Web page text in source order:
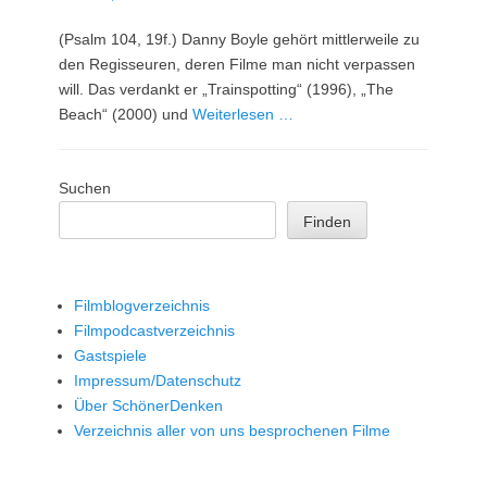
(Psalm 104, 19f.) Danny Boyle gehört mittlerweile zu
den Regisseuren, deren Filme man nicht verpassen
will. Das verdankt er „Trainspotting“ (1996), „The
Beach“ (2000) und Weiterlesen …
Suchen
Finden
Filmblogverzeichnis
Filmpodcastverzeichnis
Gastspiele
Impressum/Datenschutz
Über SchönerDenken
Verzeichnis aller von uns besprochenen Filme